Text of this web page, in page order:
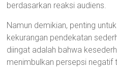
berdasarkan reaksi audiens.
Namun demikian, penting
kekurangan pendekatan
diingat adalah bahwa
menimbulkan persepsi negatif